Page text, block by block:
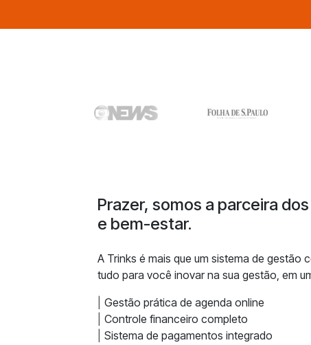
Prazer, somos a parceira
e bem-estar.
A Trinks é mais que um sistema de gestão
tudo para você inovar na sua gestão, em
Gestão prática de agenda online
Controle financeiro completo
Sistema de pagamentos integrado